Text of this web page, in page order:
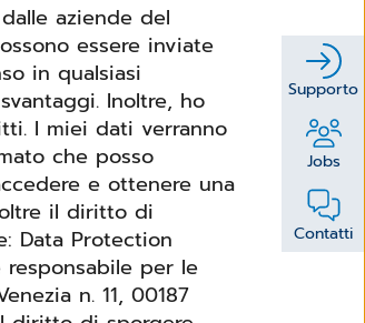
Supporto
Jobs
Contatti
aziende del
essere inviate
in qualsiasi
Inoltre, ho
che posso
e ottenere una
il diritto di
per le
n. 11, 00187